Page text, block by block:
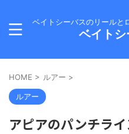
ベイトシーバスのリールと
ベイト
HOME > ルアー >
ルアー
アピアのパンチラ